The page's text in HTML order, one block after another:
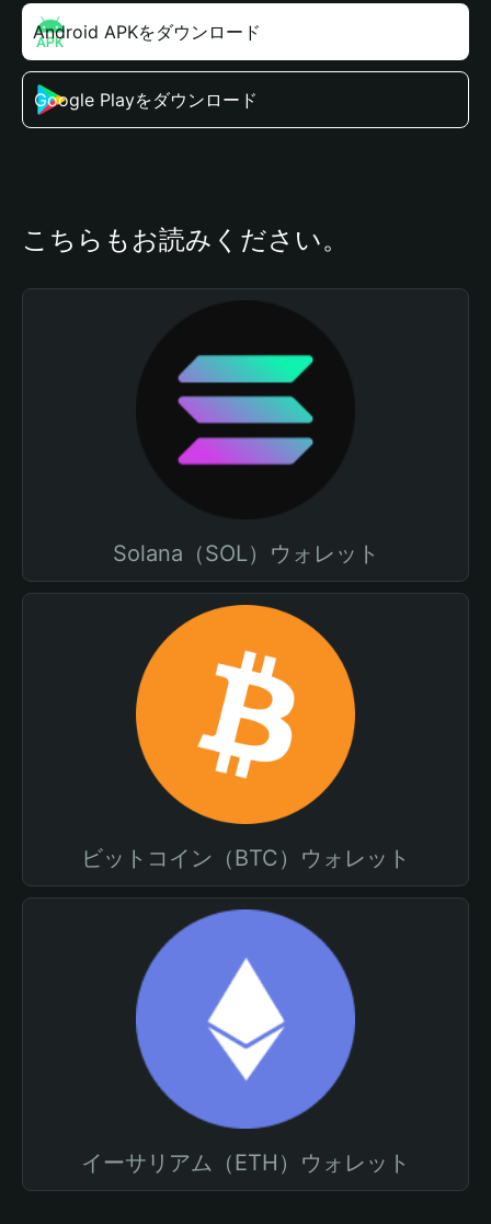
Android APKをダウンロード
Google Playをダウンロード
こちらもお読みください。
Solana（SOL）ウォレット
ビットコイン（BTC）ウォレット
イーサリアム（ETH）ウォレット